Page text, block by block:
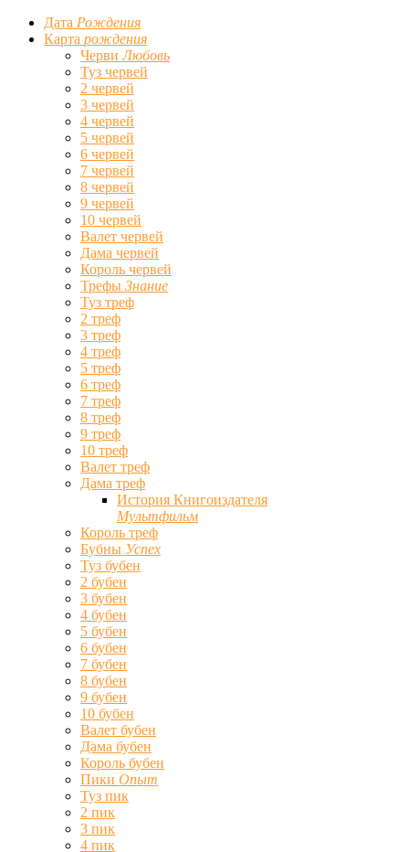
Дата Рождения
Карта рождения
ЧервиЛюбовь
Туз червей
2 червей
3 червей
4 червей
5 червей
6 червей
7 червей
8 червей
9 червей
10 червей
Валет червей
Дама червей
Король червей
Трефы Знание
Туз треф
2 треф
3 треф
4 треф
5 треф
6 треф
7 треф
8 треф
9 треф
10 треф
Валет треф
Дама треф
История Книгоиздателя
Мультфильм
Король треф
Бубны Успех
Туз бубен
2 бубен
3 бубен
4 бубен
5 бубен
6 бубен
7 бубен
8 бубен
9 бубен
10 бубен
Валет бубен
Дама бубен
Король бубен
Пики Опыт
Туз пик
2 пик
3 пик
4 пик